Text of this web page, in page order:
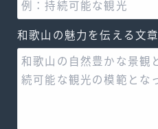
和歌山の魅力を伝える文章